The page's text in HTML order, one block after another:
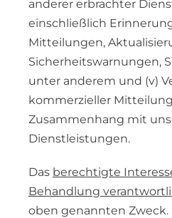
anderer erbrachter
einschließlich
Mitteilungen,
Sicherheitswarnungen,
unter anderem und (v)
kommerzieller
Zusammenhang mit
Dienstleistungen.
Das berechtigte
Behandlung
oben genannten